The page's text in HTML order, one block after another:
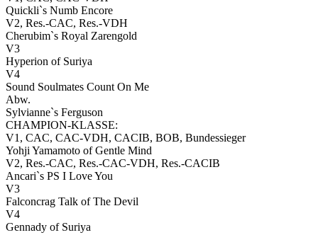
Quickli`s Numb Encore
V2, Res.-CAC, Res.-VDH
Cherubim`s Royal Zarengold
V3
Hyperion of Suriya
V4
Sound Soulmates Count On Me
Abw.
Sylvianne`s Ferguson
CHAMPION-KLASSE:
V1, CAC, CAC-VDH, CACIB, BOB, Bundessieger
Yohji Yamamoto of Gentle Mind
V2, Res.-CAC, Res.-CAC-VDH, Res.-CACIB
Ancari`s PS I Love You
V3
Falconcrag Talk of The Devil
V4
Gennady of Suriya